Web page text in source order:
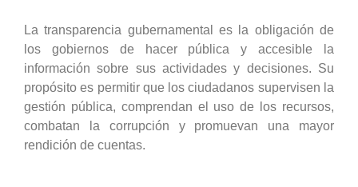
La transparencia gubernamental es la obligación de
los gobiernos de hacer pública y accesible la
información sobre sus actividades y decisiones. Su
propósito es permitir que los ciudadanos supervisen la
gestión pública, comprendan el uso de los recursos,
combatan la corrupción y promuevan una mayor
rendición de cuentas.